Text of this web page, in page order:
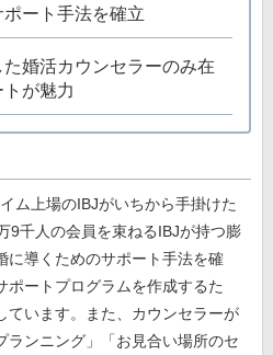
ート手法を確立
婚活カウンセラーのみ在
が魅力
ム上場のIBJがいちから手掛けた
9千人の会員を束ねるIBJが持つ膨
に導くためのサポート手法を確
ポートプログラムを作成するた
ています。また、カウンセラーが
ランニング」「お見合い場所のセ